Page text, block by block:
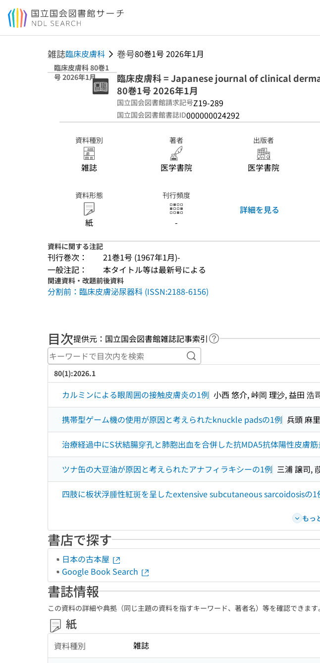
本文へ移動
雑誌臨床皮膚科 巻号80巻1号 2026年1月
臨床皮膚科 80巻1
号 2026年1月
臨床皮膚科 = Japanese journal of clinical
80巻1号 2026年1月
国立国会図書館請求記号Z19-289
国立国会図書館書誌ID000000024292
資料種別
雑誌
著者
医学書院
出版者
医学書院
資料形態
紙
刊行頻度
-
詳細を見る
資料に関する注記
刊行巻次：
21巻1号 (1967年1月)-
一般注記：
本タイトル等は最新号による
関連資料・改題前後資料
分割前：臨床皮膚泌尿器科 (ISSN:2188-6156)
目次提供元：国立国会図書館雑誌記事索引 ヘルプページへのリンク
キーワードで目次内を検索
80(1):2026.1
カルミンによる眼周囲の接触皮膚炎の1例 小西 悠介, 峠岡 理沙, 益田 浩
携帯型ゲーム機の使用が原因と考えられたknuckle padsの1例 兵頭 麻
治療経過中にS状結腸穿孔と肺胞出血を合併した抗MDA5抗体陽性皮膚
ツナ缶の大豆油が原因と考えられたアナフィラキシーの1例 三浦 譲司,
四肢に板状浮腫性紅斑を呈したextensive subcutaneous sarcoidosisの1
もっ
書店で探す
日本の古本屋
Google Book Search
書誌情報
この資料の詳細や典拠（同じ主題の資料を指すキーワード、著者名）等を確認できます。
紙
資料種別 雑誌